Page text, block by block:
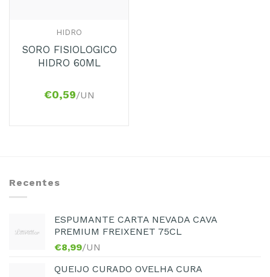
HIDRO
SORO FISIOLOGICO
HIDRO 60ML
€0,59/UN
Recentes
ESPUMANTE CARTA NEVADA CAVA
PREMIUM FREIXENET 75CL
€8,99/UN
QUEIJO CURADO OVELHA CURA